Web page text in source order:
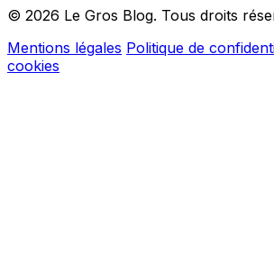
© 2026 Le Gros Blog. Tous droits
Mentions légales Politique de
cookies